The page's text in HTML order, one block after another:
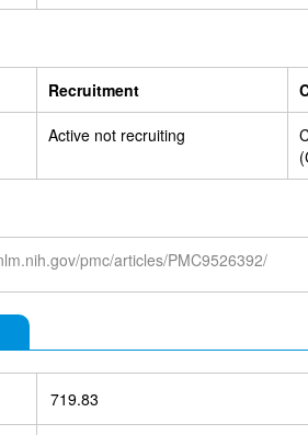
Recruitment
Active not recruiting
pmc/articles/PMC9526392/
719.83